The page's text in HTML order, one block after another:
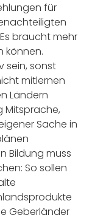
für
braucht mehr
können.
sein, sonst
mitlernen
Ländern
Mitsprache,
Sache in
Bildung muss
So sollen
Geberländer